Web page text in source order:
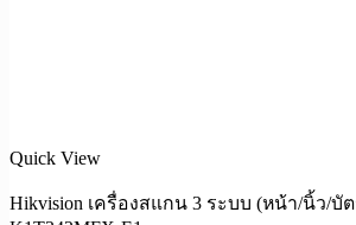
Quick View
Hikvision เครื่องสแกน 3 ระบบ (หน้า/นิ้ว/บั